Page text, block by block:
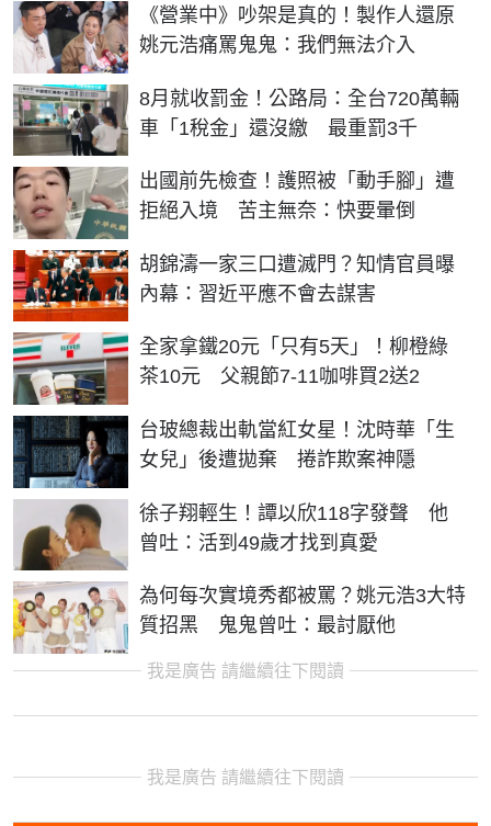
《營業中》吵架是真的！製作人還原
姚元浩痛罵鬼鬼：我們無法介入
8月就收罰金！公路局：全台720萬輛
車「1稅金」還沒繳 最重罰3千
出國前先檢查！護照被「動手腳」遭
拒絕入境 苦主無奈：快要暈倒
胡錦濤一家三口遭滅門？知情官員曝
內幕：習近平應不會去謀害
全家拿鐵20元「只有5天」！柳橙綠
茶10元 父親節7-11咖啡買2送2
台玻總裁出軌當紅女星！沈時華「生
女兒」後遭拋棄 捲詐欺案神隱
徐子翔輕生！譚以欣118字發聲 他
曾吐：活到49歲才找到真愛
為何每次實境秀都被罵？姚元浩3大特
質招黑 鬼鬼曾吐：最討厭他
我是廣告 請繼續往下閱讀
我是廣告 請繼續往下閱讀